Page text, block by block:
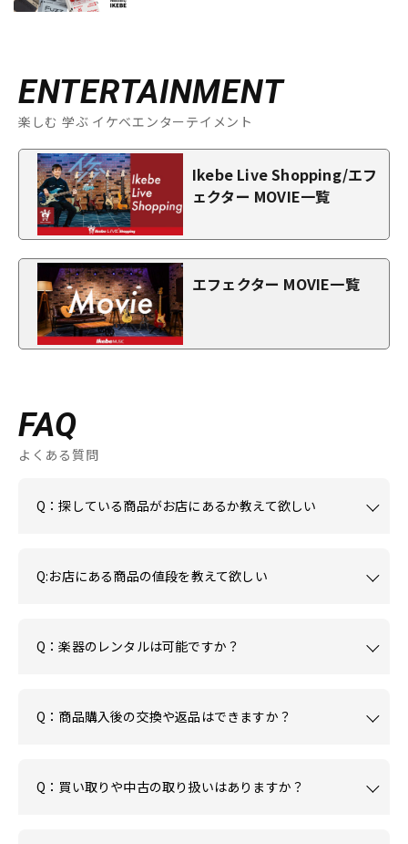
ENTERTAINMENT
楽しむ 学ぶ イケベエンターテイメント
Ikebe Live Shopping/エフ
ェクター MOVIE一覧
エフェクター MOVIE一覧
FAQ
よくある質問
Q：探している商品がお店にあるか教えて欲しい
Q:お店にある商品の値段を教えて欲しい
Q：楽器のレンタルは可能ですか？
Q：商品購入後の交換や返品はできますか？
Q：買い取りや中古の取り扱いはありますか？